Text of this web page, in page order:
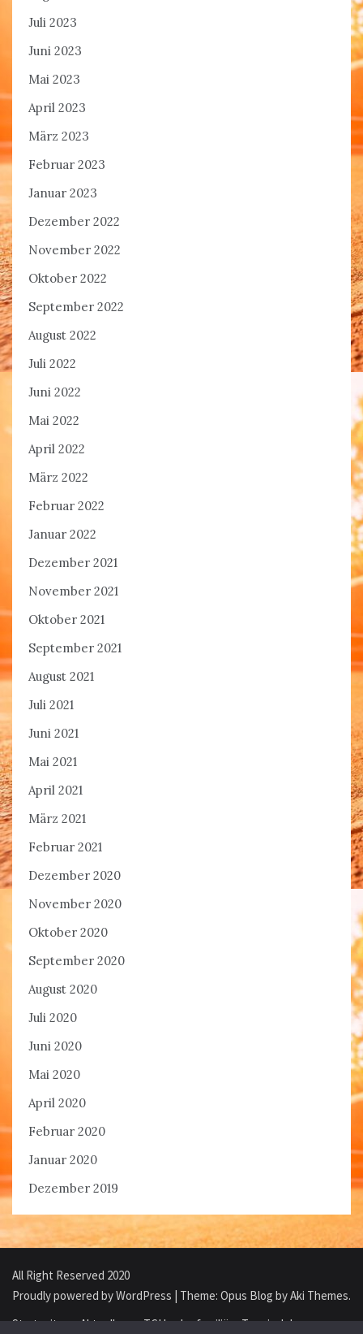
Juli 2023
Juni 2023
Mai 2023
April 2023
März 2023
Februar 2023
Januar 2023
Dezember 2022
November 2022
Oktober 2022
September 2022
August 2022
Juli 2022
Juni 2022
Mai 2022
April 2022
März 2022
Februar 2022
Januar 2022
Dezember 2021
November 2021
Oktober 2021
September 2021
August 2021
Juli 2021
Juni 2021
Mai 2021
April 2021
März 2021
Februar 2021
Dezember 2020
November 2020
Oktober 2020
September 2020
August 2020
Juli 2020
Juni 2020
Mai 2020
April 2020
Februar 2020
Januar 2020
Dezember 2019
All Right Reserved 2020
Proudly powered by WordPress
Theme: Opus Blog byAki Themes.
Startseite
Aktuelles TCH – der familiäre Tennisclub